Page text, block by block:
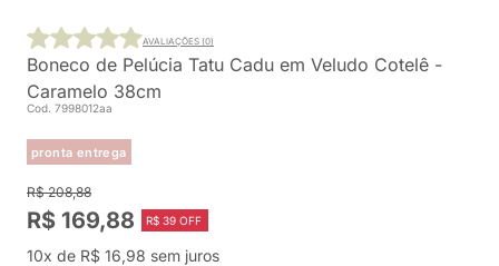
Boneco de Pelúcia Tatu Cadu em Veludo Cotelê -
Caramelo 38cm
Cod. 7998012aa
pronta entrega
AVALIAÇÕES (0)
R$ 208,88
R$ 169,88 R$ 39 OFF
10x de R$ 16,98 sem juros